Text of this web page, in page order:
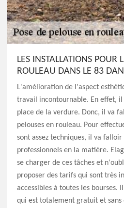
LES INSTALLATIONS POUR
ROULEAU DANS LE 83
L'amélioration de l'aspect
travail incontournable. En effet,
place de la verdure. Donc, il va
pelouses en rouleau. Pour
sont assez techniques, il va
professionnels en la matière.
se charger de ces tâches et
proposer des tarifs qui sont très
accessibles à toutes les bourses.
qui est totalement gratuit et sans